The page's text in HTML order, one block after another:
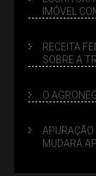
IMÓVEL
RECEITA
SOBRE A
O
MUDARÁ